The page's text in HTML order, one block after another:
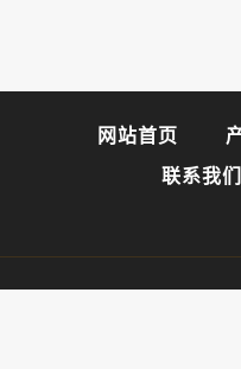
网站首页
联系我们